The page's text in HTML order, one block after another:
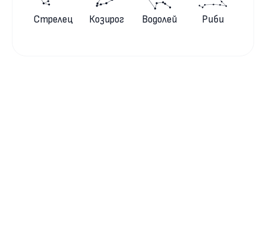
Стрелец Козирог Водолей Риби